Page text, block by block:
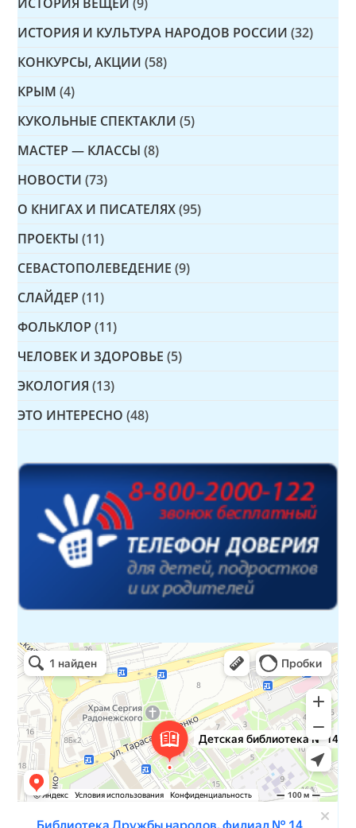
ИСТОРИЯ И КУЛЬТУРА НАРОДОВ РОССИИ (32)
КОНКУРСЫ, АКЦИИ (58)
КРЫМ (4)
КУКОЛЬНЫЕ СПЕКТАКЛИ (5)
МАСТЕР — КЛАССЫ (8)
НОВОСТИ (73)
О КНИГАХ И ПИСАТЕЛЯХ (95)
ПРОЕКТЫ (11)
СЕВАСТОПОЛЕВЕДЕНИЕ (9)
СЛАЙДЕР (11)
ФОЛЬКЛОР (11)
ЧЕЛОВЕК И ЗДОРОВЬЕ (5)
ЭКОЛОГИЯ (13)
ЭТО ИНТЕРЕСНО (48)
Детская библиотека № 14 Дружбы народов
Библиотека в Севастополе